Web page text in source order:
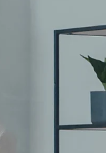
deve ser aplicada